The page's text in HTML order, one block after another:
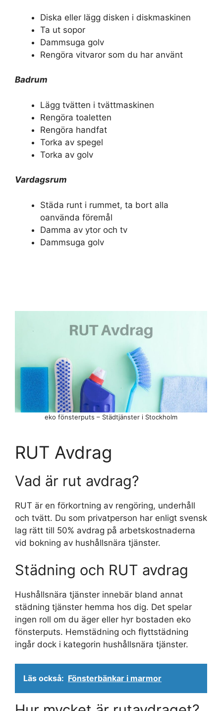
Diska eller lägg disken i diskmaskinen
Ta ut sopor
Dammsuga golv
Rengöra vitvaror som du har använt
Badrum
Lägg tvätten i tvättmaskinen
Rengöra toaletten
Rengöra handfat
Torka av spegel
Torka av golv
Vardagsrum
Städa runt i rummet, ta bort alla
oanvända föremål
Damma av ytor och tv
Dammsuga golv
RUT Avdrag
Vad är rut avdrag?
RUT är en förkortning av rengöring, underhåll
och tvätt. Du som privatperson har enligt svensk
lag rätt till 50% avdrag på arbetskostnaderna
vid bokning av hushållsnära tjänster.
Städning och RUT avdrag
Hushållsnära tjänster innebär bland annat
städning tjänster hemma hos dig. Det spelar
ingen roll om du äger eller hyr bostaden eko
fönsterputs. Hemstädning och flyttstädning
ingår dock i kategorin hushållsnära tjänster.
Läs också: Fönsterbänkar i marmor
eko fönsterputs – Städtjänster i Stockholm